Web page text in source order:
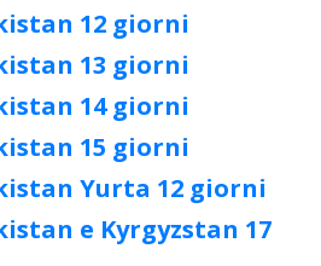
12 giorni
13 giorni
14 giorni
15 giorni
Yurta 12 giorni
e Kyrgyzstan 17